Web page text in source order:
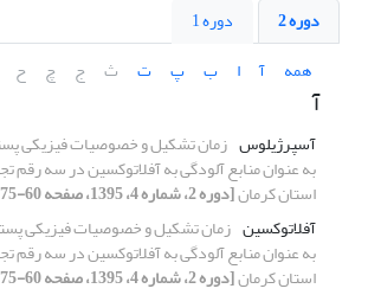
دوره 2
دوره 1
همه
آ ا ب پ ت ث ج چ ح
آ
آسپرژیلوس زمان تشکیل و خصوصیات فیزیکی
به عنوان منابع آلودگی به آفلاتوکسین در سه رقم
استان کرمان[دوره 2، شماره 4، 1395، صفحه 60-75]
آفلاتوکسین زمان تشکیل و خصوصیات فیزیکی
به عنوان منابع آلودگی به آفلاتوکسین در سه رقم
استان کرمان[دوره 2، شماره 4، 1395، صفحه 60-75]